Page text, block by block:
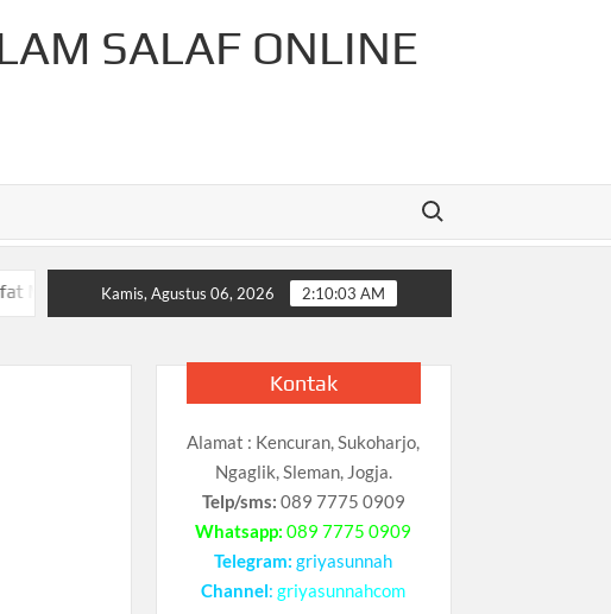
SALAF ONLINE
Search for:
Ar-Rahman Cahaya Tauhid Press
Kamis, Agustus 06, 2026 2:10:04 AM
Kontak
Alamat : Kencuran, Sukoharjo,
Ngaglik, Sleman, Jogja.
Telp/sms: 089 7775 0909
Whatsapp: 089 7775 0909
Telegram:griyasunnah
Channel:griyasunnahcom